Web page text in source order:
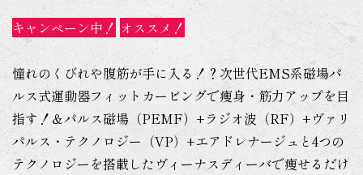
キャンペーン中！ オススメ！
憧れのくびれや腹筋が手に入る！？次世代EMS系磁場パ
ルス式運動器フィットカービングで痩身・筋力アップを目
指す！＆パルス磁場（PEMF）+ラジオ波（RF）+ヴァリ
パルス・テクノロジー（VP）+エアドレナージュと4つの
テクノロジーを搭載したヴィーナスディーバで痩せるだけ